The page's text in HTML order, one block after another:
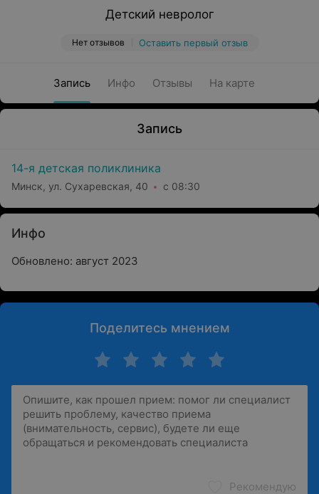
Детский невролог
Нет отзывов Оставить первый отзыв
Запись Инфо Отзывы На карте
Запись
14-я детская поликлиника
Минск, ул. Сухаревская, 40 с 08:30
Инфо
Обновлено: август 2023
Поделитесь мнением
Рекомендую